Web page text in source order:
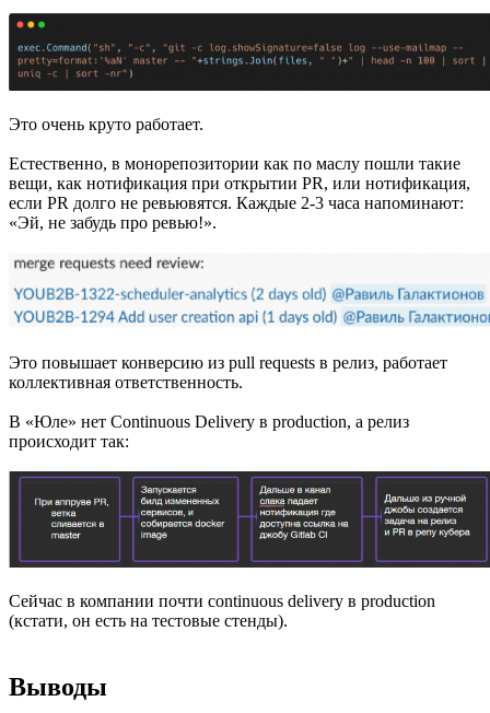
Это очень круто работает.
Естественно, в монорепозитории как по маслу пошли такие
вещи, как нотификация при открытии PR, или нотификация,
если PR долго не ревьювятся. Каждые 2-3 часа напоминают:
«Эй, не забудь про ревью!».
Это повышает конверсию из pull requests в релиз, работает
коллективная ответственность.
В «Юле» нет Continuous Delivery в production, а релиз
происходит так:
Сейчас в компании почти continuous delivery в production
(кстати, он есть на тестовые стенды).
Выводы